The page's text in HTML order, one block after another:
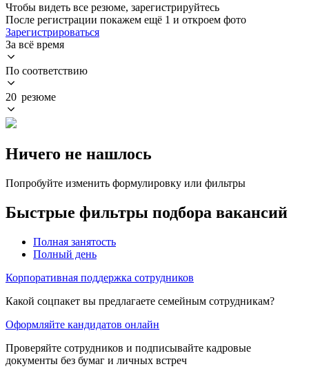
Чтобы видеть все резюме, зарегистрируйтесь
После регистрации покажем ещё 1 и откроем фото
Зарегистрироваться
За всё время
По соответствию
20 резюме
Ничего не нашлось
Попробуйте изменить формулировку или фильтры
Быстрые фильтры подбора вакансий
Полная занятость
Полный день
Корпоративная поддержка сотрудников
Какой соцпакет вы предлагаете семейным сотрудникам?
Оформляйте кандидатов онлайн
Проверяйте сотрудников и подписывайте кадровые
документы без бумаг и личных встреч